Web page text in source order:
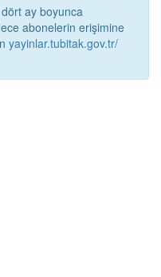
ay boyunca
abonelerin erişimine
yayinlar.tubitak.gov.tr/